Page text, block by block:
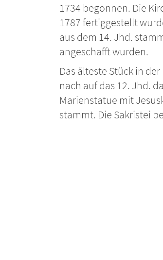
1734 begonnen. Die
1787 fertiggestellt
aus dem 14. Jhd.
angeschafft wurden.
Das älteste Stück in
nach auf das 12. Jhd.
Marienstatue mit
stammt. Die Sakristei